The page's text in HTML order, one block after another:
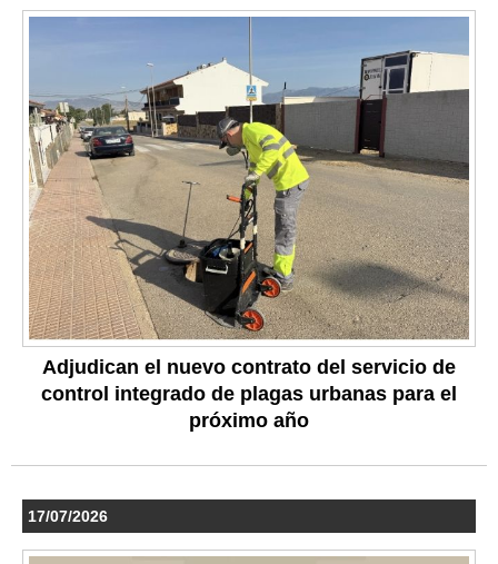
Adjudican el nuevo contrato del servicio de
control integrado de plagas urbanas para el
próximo año
17/07/2026